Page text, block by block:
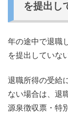
を提出し
年の途中で退職
を提出していな
退職所得の受給
ない場合は、退
源泉徴収票・ 特